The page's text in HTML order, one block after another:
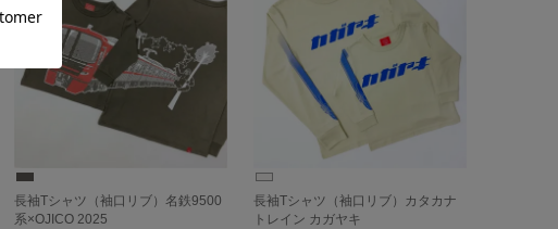
長袖Tシャツ（袖口リブ）名鉄9500
系×OJICO 2025
長袖Tシャツ（袖口リブ）カタカナ
トレイン カガヤキ